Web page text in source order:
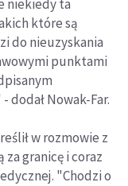
niekiedy ta
które są
do nieuzyskania
punktami
Nowak-Far.
w rozmowie z
za granicę i coraz
"Chodzi o